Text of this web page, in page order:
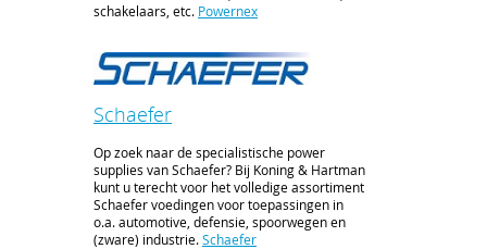
schakelaars, etc. Powernex
Schaefer
Op zoek naar de specialistische power
supplies van Schaefer? Bij Koning & Hartman
kunt u terecht voor het volledige assortiment
Schaefer voedingen voor toepassingen in
o.a. automotive, defensie, spoorwegen en
(zware) industrie.Schaefer